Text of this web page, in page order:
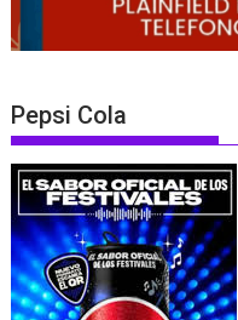
Pepsi Cola